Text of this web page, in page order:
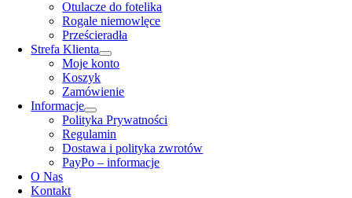
Otulacze do fotelika
Rogale niemowlęce
Prześcieradła
Strefa Klienta
Moje konto
Koszyk
Zamówienie
Informacje
Polityka Prywatności
Regulamin
Dostawa i polityka zwrotów
PayPo – informacje
O Nas
Kontakt